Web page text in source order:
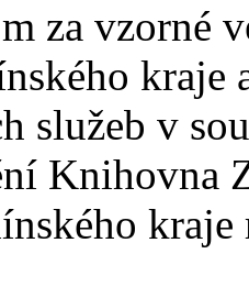
za vzorné
kraje
služeb v
Knihovna
kraje